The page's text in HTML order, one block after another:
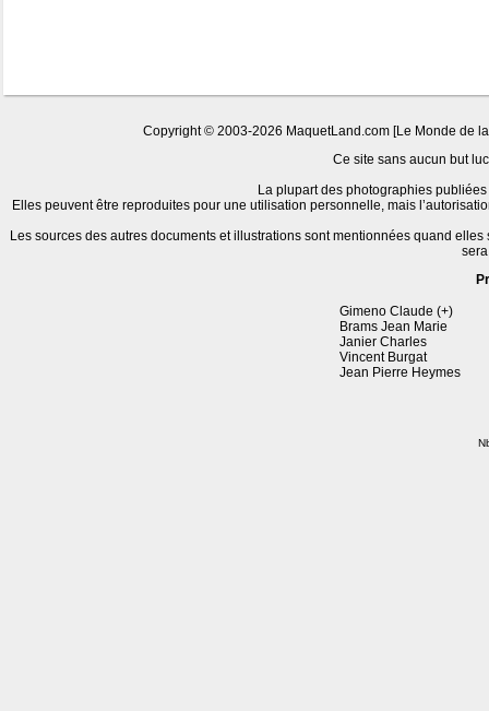
Copyright © 2003-2026 MaquetLand.com [Le Monde de
Ce site sans aucun but
La plupart des photographies
Elles peuvent être reproduites pour une utilisation personnelle, mais
Les sources des autres documents et illustrations sont mentionnées quand
Gimeno Claude (+)
Brams Jean Marie
Janier Charles
Vincent Burgat
Jean Pierre Heymes